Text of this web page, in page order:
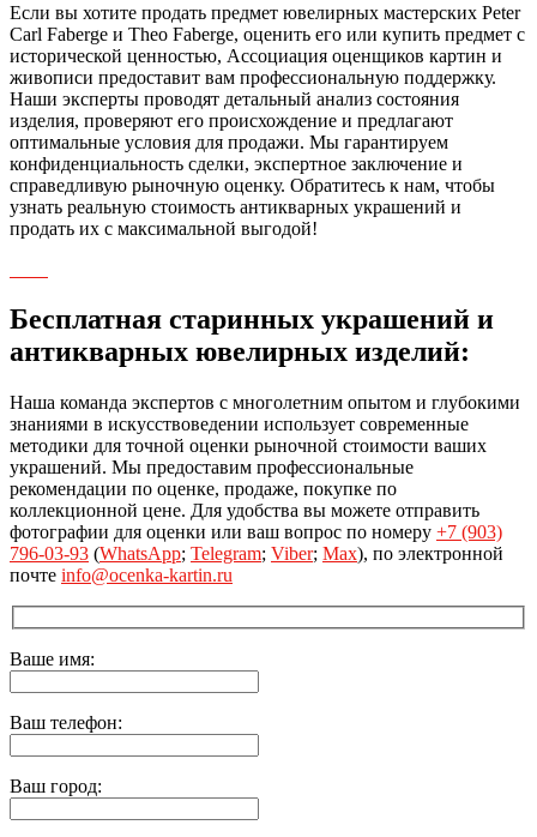
Если вы хотите продать предмет ювелирных мастерских Peter
Carl Faberge и Theo Faberge, оценить его или купить предмет с
исторической ценностью, Ассоциация оценщиков картин и
живописи предоставит вам профессиональную поддержку.
Наши эксперты проводят детальный анализ состояния
изделия, проверяют его происхождение и предлагают
оптимальные условия для продажи. Мы гарантируем
конфиденциальность сделки, экспертное заключение и
справедливую рыночную оценку. Обратитесь к нам, чтобы
узнать реальную стоимость антикварных украшений и
продать их с максимальной выгодой!
Бесплатная старинных украшений и
антикварных ювелирных изделий:
Наша команда экспертов с многолетним опытом и глубокими
знаниями в искусствоведении использует современные
методики для точной оценки рыночной стоимости ваших
украшений. Мы предоставим профессиональные
рекомендации по оценке, продаже, покупке по
коллекционной цене. Для удобства вы можете отправить
фотографии для оценки или ваш вопрос по номеру +7 (903)
796-03-93 (WhatsApp; Telegram; Viber; Max), по электронной
почте info@ocenka-kartin.ru
Ваше имя:
Ваш телефон:
Ваш город: